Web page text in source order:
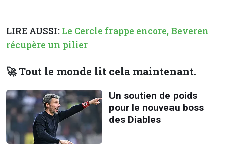
LIRE AUSSI: Le Cercle frappe encore, Beveren
récupère un pilier
🚀 Tout le monde lit cela maintenant.
Un soutien de poids
pour le nouveau boss
des Diables